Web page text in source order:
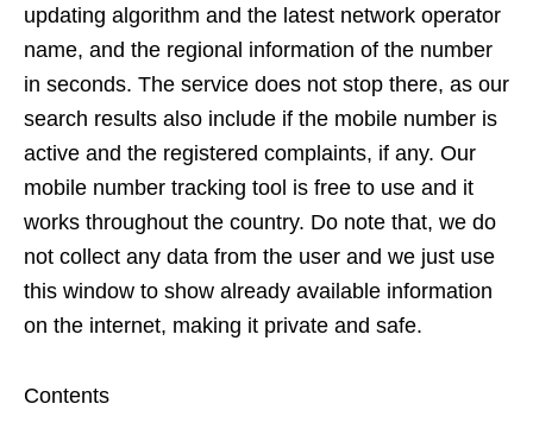
updating algorithm and the latest network operator
name, and the regional information of the number
in seconds. The service does not stop there, as our
search results also include if the mobile number is
active and the registered complaints, if any. Our
mobile number tracking tool is free to use and it
works throughout the country. Do note that, we do
not collect any data from the user and we just use
this window to show already available information
on the internet, making it private and safe.
Contents